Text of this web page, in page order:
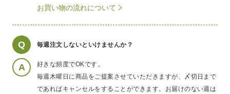
お買い物の流れについて
Q 毎週注文しないといけませんか？
A
好きな頻度でOKです。
毎週木曜日に商品をご提案させていただきますが、〆切日まで
であればキャンセルをすることができます。お届けのない週は